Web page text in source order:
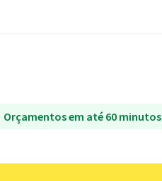
Orçamentos em até 60 minutos